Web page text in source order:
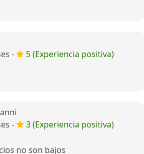
-
5 (Experiencia positiva)
-
3 (Experiencia positiva)
no son bajos